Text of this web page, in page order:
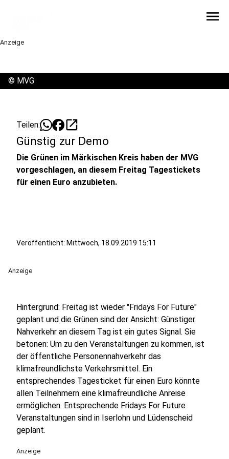
menu
Anzeige
© MVG
Teilen: open_in_new
Günstig zur Demo
Die Grünen im Märkischen Kreis haben der MVG
vorgeschlagen, an diesem Freitag Tagestickets
für einen Euro anzubieten.
Veröffentlicht: Mittwoch, 18.09.2019 15:11
Anzeige
Hintergrund: Freitag ist wieder "Fridays For Future"
geplant und die Grünen sind der Ansicht: Günstiger
Nahverkehr an diesem Tag ist ein gutes Signal. Sie
betonen: Um zu den Veranstaltungen zu kommen, ist
der öffentliche Personennahverkehr das
klimafreundlichste Verkehrsmittel. Ein
entsprechendes Tagesticket für einen Euro könnte
allen Teilnehmern eine klimafreundliche Anreise
ermöglichen. Entsprechende Fridays For Future
Veranstaltungen sind in Iserlohn und Lüdenscheid
geplant.
Anzeige